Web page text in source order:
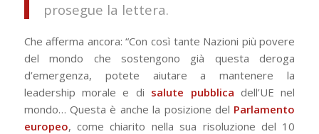
prosegue la lettera.
Che afferma ancora: “Con così tante Nazioni più povere
del mondo che sostengono già questa deroga
d’emergenza, potete aiutare a mantenere la
leadership morale e di salute pubblica dell’UE nel
mondo… Questa è anche la posizione del Parlamento
europeo, come chiarito nella sua risoluzione del 10